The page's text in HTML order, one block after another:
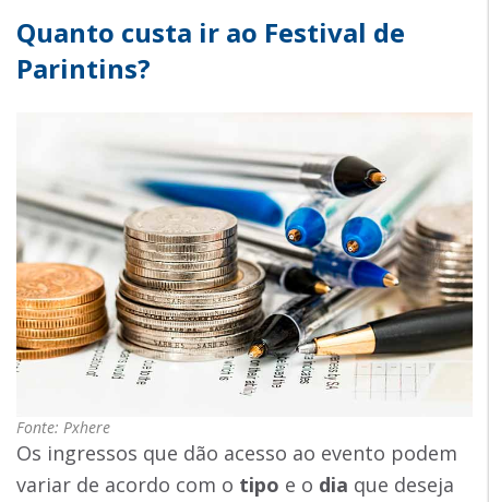
Quanto custa ir ao Festival de
Parintins?
Fonte: Pxhere
Os ingressos que dão acesso ao evento podem
variar de acordo com o tipo e o dia que deseja